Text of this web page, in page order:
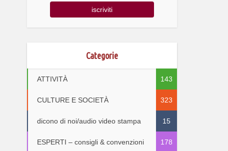
Categorie
ATTIVITÀ 143
CULTURE E SOCIETÀ 323
dicono di noi/audio video stampa 15
ESPERTI – consigli & convenzioni 178